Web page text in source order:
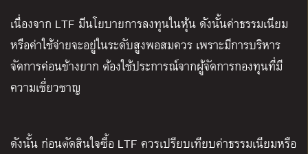
เนื่องจาก LTF มีนโยบายการลงทุนในหุ้น ดังนั้นค่าธรรมเนียม
หรือค่าใช้จ่ายจะอยู่ในระดับสูงพอสมควร เพราะมีการบริหาร
จัดการค่อนข้างยาก ต้องใช้ประการณ์จากผู้จัดการกองทุนที่มี
ความเชี่ยวชาญ
ดังนั้น ก่อนตัดสินใจซื้อ LTF ควรเปรียบเทียบค่าธรรมเนียมหรือ